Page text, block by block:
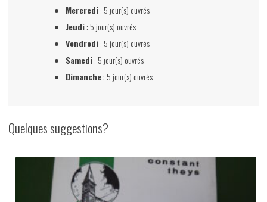
Mercredi: 5 jour(s) ouvrés
Jeudi: 5 jour(s) ouvrés
Vendredi: 5 jour(s) ouvrés
Samedi: 5 jour(s) ouvrés
Dimanche: 5 jour(s) ouvrés
Quelques suggestions?